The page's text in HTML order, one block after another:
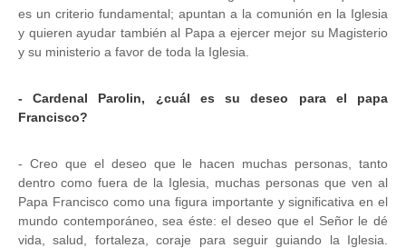
es un criterio fundamental; apuntan a la comunión en la Iglesia
y quieren ayudar también al Papa a ejercer mejor su Magisterio
y su ministerio a favor de toda la Iglesia.
- Cardenal Parolin, ¿cuál es su deseo para el papa
Francisco?
- Creo que el deseo que le hacen muchas personas, tanto
dentro como fuera de la Iglesia, muchas personas que ven al
Papa Francisco como una figura importante y significativa en el
mundo contemporáneo, sea éste: el deseo que el Señor le dé
vida, salud, fortaleza, coraje para seguir guiando la Iglesia.